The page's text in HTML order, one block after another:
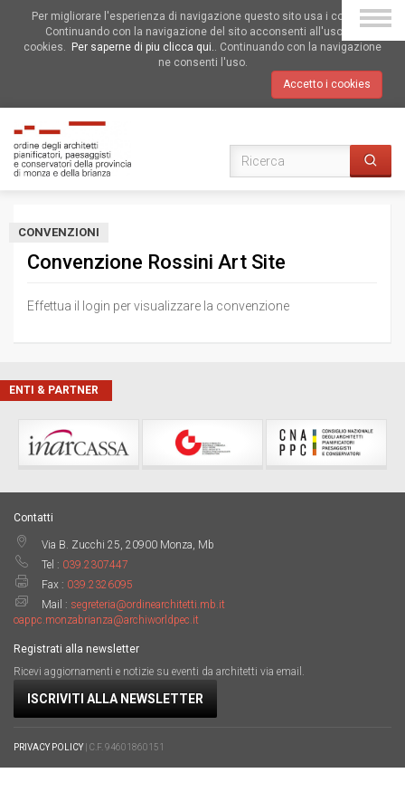
Per migliorare l'esperienza di navigazione questo sito usa i cookies.
Continuando con la navigazione del sito acconsenti all'uso dei
cookies.
Per saperne di piu clicca qui.. Continuando con la navigazione
ne consenti l'uso.
Accetto i cookies
CONVENZIONI
Convenzione Rossini Art Site
Effettua il login per visualizzare la convenzione
ENTI & PARTNER
Contatti
Via B. Zucchi 25, 20900 Monza, Mb
Tel : 039.2307447
Fax : 039.2326095
Mail : segreteria@ordinearchitetti.mb.it
oappc.monzabrianza@archiworldpec.it
Registrati alla newsletter
Ricevi aggiornamenti e notizie su eventi da architetti via email.
ISCRIVITI ALLA NEWSLETTER
PRIVACY POLICY| C.F. 94601860151